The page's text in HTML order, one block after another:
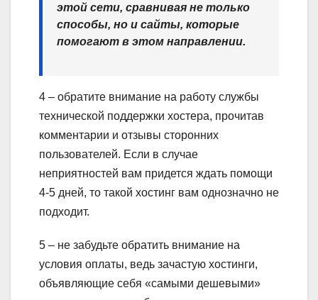
этой сети, сравнивая не только
способы, но и сайты, которые
помогают в этом направлении.
4 – обратите внимание на работу службы
технической поддержки хостера, прочитав
комментарии и отзывы сторонних
пользователей. Если в случае
неприятностей вам придется ждать помощи
4-5 дней, то такой хостинг вам однозначно не
подходит.
5 – не забудьте обратить внимание на
условия оплаты, ведь зачастую хостинги,
объявляющие себя «самыми дешевыми»